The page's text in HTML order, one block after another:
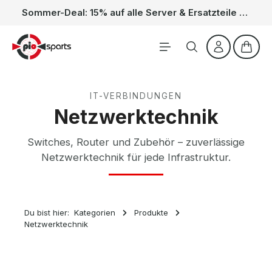
Zum Hauptinhalt springen Sommer-Deal: 15% auf alle Server & Ersatzteile – Kein Code nötig, der Rabatt wird automatisch im Warenkorb abgezogen. Gültig vom 01.06. bis 31.08.
IT-VERBINDUNGEN
Netzwerktechnik
Switches, Router und Zubehör – zuverlässige
Netzwerktechnik für jede Infrastruktur.
Du bist hier: Kategorien
Produkte
Netzwerktechnik